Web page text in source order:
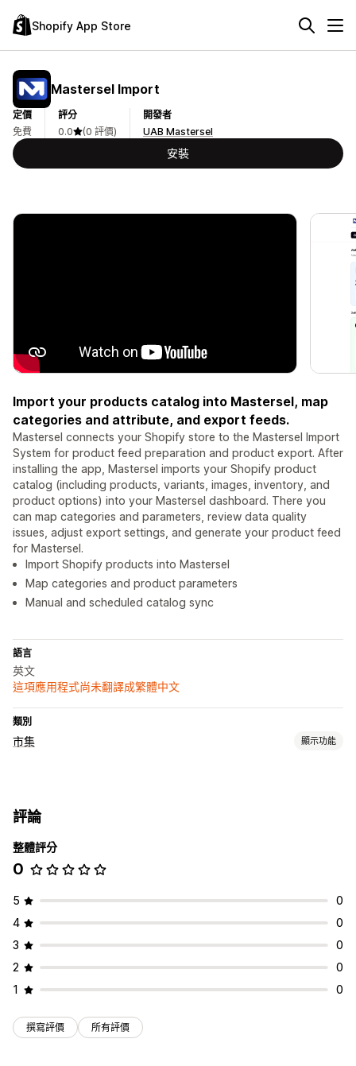
Shopify App Store
Mastersel Import
定價
免費
評分
0.0
(0 評價)
開發者
UAB Mastersel
安裝
Import your products catalog into Mastersel, map
categories and attribute, and export feeds.
Mastersel connects your Shopify store to the Mastersel Import
System for product feed preparation and product export. After
installing the app, Mastersel imports your Shopify product
catalog (including products, variants, images, inventory, and
product options) into your Mastersel dashboard. There you
can map categories and parameters, review data quality
issues, adjust export settings, and generate your product feed
for Mastersel.
Import Shopify products into Mastersel
Map categories and product parameters
Manual and scheduled catalog sync
語言
英文
這項應用程式尚未翻譯成繁體中文
類別
市集 顯示功能
評論
整體評分
0
5
0
4
0
3
0
2
0
1
0
撰寫評價 所有評價